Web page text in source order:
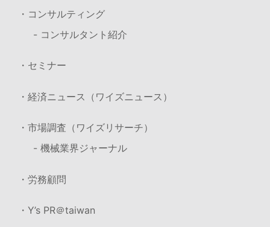
・コンサルティング
- コンサルタント紹介
・セミナー
・経済ニュース（ワイズニュース）
・市場調査（ワイズリサーチ）
- 機械業界ジャーナル
・労務顧問
・Y’s PR＠taiwan